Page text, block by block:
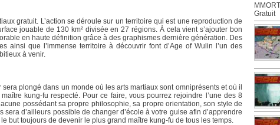
gratuit. L’action se déroule sur un territoire qui est une reproduction de
jouable de 130 km² divisée en 27 régions. À cela vient s’ajouter bon
en haute définition grâce à des graphismes dernière génération. Des
ainsi que l’immense territoire à découvrir font d’Age of Wulin l’un des
à venir.
plongé dans un monde où les arts martiaux sont omniprésents et où il
kung-fu respecté. Pour ce faire, vous pourrez rejoindre l’une des 8
possédant sa propre philosophie, sa propre orientation, son style de
d’ailleurs possible de changer d’école à votre guise afin d’apprendre
but toujours de devenir le plus grand maître kung-fu de tous les temps.
Gratuit